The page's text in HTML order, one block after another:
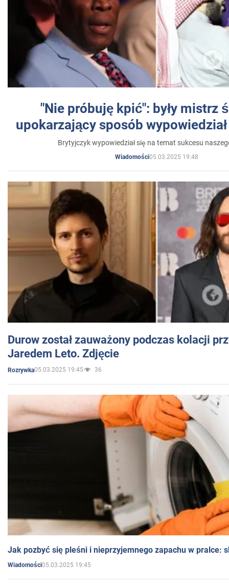
"Nie próbuję kpić": były mistrz
upokarzający sposób
Brytyjczyk wypowiedział się na temat sukcesu
Wiadomości05.03.2025 19:48
Durow został zauważony podczas kolacji
Jaredem Leto. Zdjęcie
Rozrywka05.03.2025 19:45 36
Jak pozbyć się pleśni i nieprzyjemnego zapachu w pralce:
Wiadomości05.03.2025 19:45